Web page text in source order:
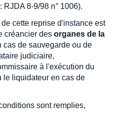
RJDA 8-9/98 n° 1006).
de cette reprise d'instance est
créancier des organes de la
cas de sauvegarde ou de
judiciaire,
à l'exécution du
le liquidateur en cas de
sont remplies,